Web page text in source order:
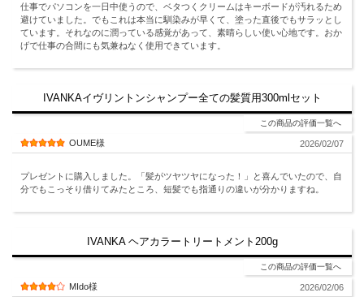
仕事でパソコンを一日中使うので、ベタつくクリームはキーボードが汚れるため
避けていました。でもこれは本当に馴染みが早くて、塗った直後でもサラッとし
ています。それなのに潤っている感覚があって、素晴らしい使い心地です。おか
げで仕事の合間にも気兼ねなく使用できています。
IVANKAイヴリントンシャンプー全ての髪質用300mlセット
この商品の評価一覧へ
OUME様 2026/02/07
プレゼントに購入しました。「髪がツヤツヤになった！」と喜んでいたので、自
分でもこっそり借りてみたところ、短髪でも指通りの違いが分かりますね。
IVANKA ヘアカラートリートメント200g
この商品の評価一覧へ
MIdo様 2026/02/06